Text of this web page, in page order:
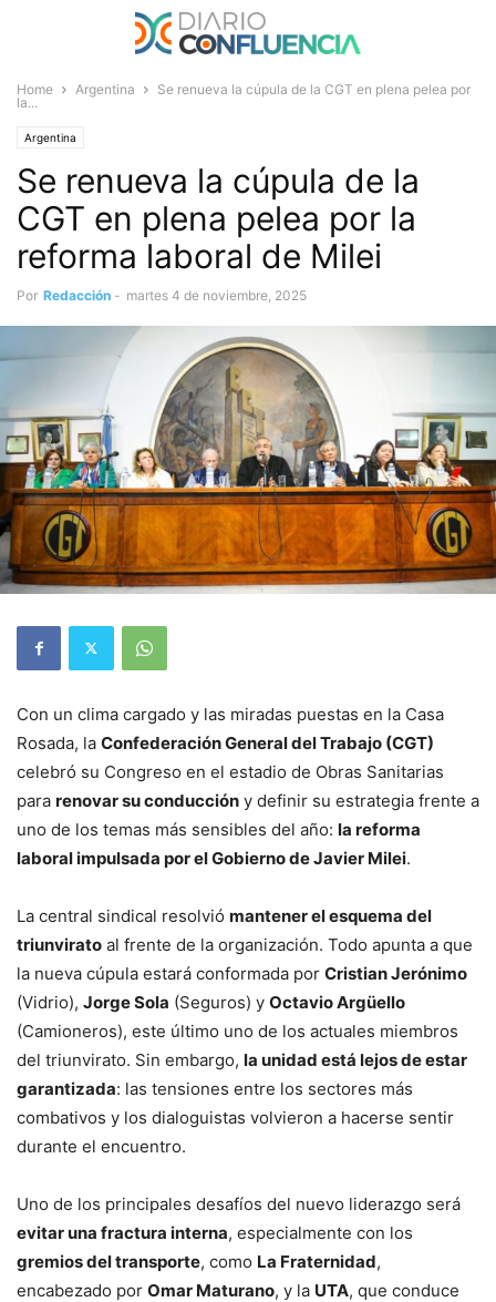
Home Argentina
Se renueva la cúpula de la CGT en plena pelea por
la...
Argentina
Se renueva la cúpula de la
CGT en plena pelea por la
reforma laboral de Milei
Por Redacción - martes 4 de noviembre, 2025
Con un clima cargado y las miradas puestas en la Casa
Rosada, la Confederación General del Trabajo (CGT)
celebró su Congreso en el estadio de Obras Sanitarias
para renovar su conducción y definir su estrategia frente a
uno de los temas más sensibles del año: la reforma
laboral impulsada por el Gobierno de Javier Milei.
La central sindical resolvió mantener el esquema del
triunvirato al frente de la organización. Todo apunta a que
la nueva cúpula estará conformada por Cristian Jerónimo
(Vidrio), Jorge Sola (Seguros) y Octavio Argüello
(Camioneros), este último uno de los actuales miembros
del triunvirato. Sin embargo, la unidad está lejos de estar
garantizada: las tensiones entre los sectores más
combativos y los dialoguistas volvieron a hacerse sentir
durante el encuentro.
Uno de los principales desafíos del nuevo liderazgo será
evitar una fractura interna, especialmente con los
gremios del transporte, como La Fraternidad,
encabezado por Omar Maturano, y la UTA, que conduce